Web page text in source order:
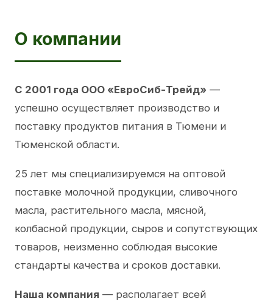
О компании
С 2001 года ООО «ЕвроСиб-Трейд» —
успешно осуществляет производство и
поставку продуктов питания в Тюмени и
Тюменской области.
25 лет мы специализируемся на оптовой
поставке молочной продукции, сливочного
масла, растительного масла, мясной,
колбасной продукции, сыров и сопутствующих
товаров, неизменно соблюдая высокие
стандарты качества и сроков доставки.
Наша компания — располагает всей